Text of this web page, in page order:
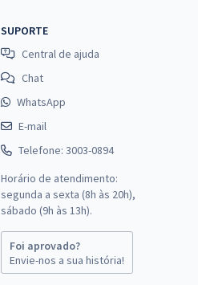
SUPORTE
Central de ajuda
Chat
WhatsApp
E-mail
Telefone: 3003-0894
Horário de atendimento:
segunda a sexta (8h às 20h),
sábado (9h às 13h).
Foi aprovado?
Envie-nos a sua história!